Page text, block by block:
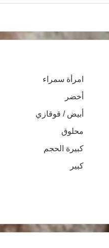
امرأة سمراء
أخضر
أبيض / قوقازي
محلوق
كبيرة الحجم
كبير